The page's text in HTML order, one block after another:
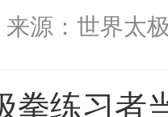
来源：世界太
拳练习者